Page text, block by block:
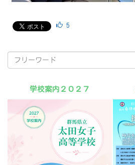
5
学校案内２０２７